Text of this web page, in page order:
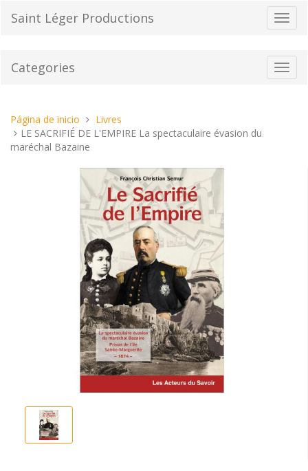
el
de
Saint Léger Productions
Categories
Estas
aquí:
Página de inicio
Livres
LE SACRIFIÉ DE L'EMPIRE La spectaculaire évasion du
maréchal Bazaine